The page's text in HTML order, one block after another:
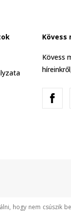
Kövess
Kövess
hogy nem csúszik